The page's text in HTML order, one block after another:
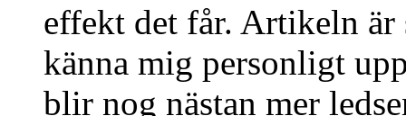
effekt det får. Artikeln
känna mig personligt
blir nog nästan mer